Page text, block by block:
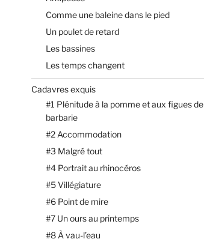
Comme une baleine dans le pied
Un poulet de retard
Les bassines
Les temps changent
Cadavres exquis
#1 Plénitude à la pomme et aux figues de
barbarie
#2 Accommodation
#3 Malgré tout
#4 Portrait au rhinocéros
#5 Villégiature
#6 Point de mire
#7 Un ours au printemps
#8 À vau-l’eau